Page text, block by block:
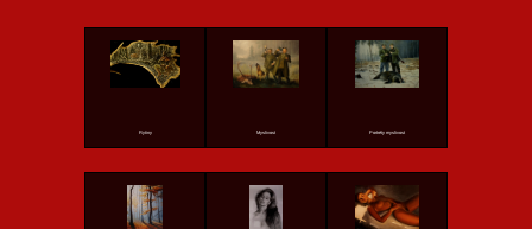
Rytiny Myslivost Portréty myslivost